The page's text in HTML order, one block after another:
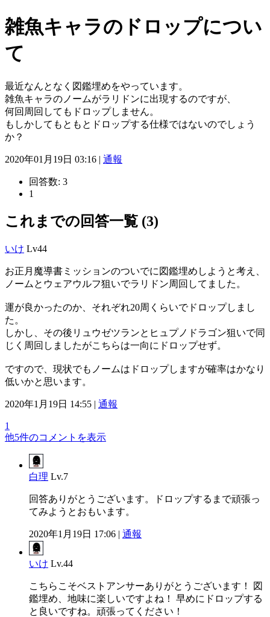
雑魚キャラのドロップについ
て
最近なんとなく図鑑埋めをやっています。
雑魚キャラのノームがラリドンに出現するのですが、
何回周回してもドロップしません。
もしかしてもともとドロップする仕様ではないのでしょう
か？
2020年01月19日 03:16 | 通報
回答数: 3
1
これまでの回答一覧 (3)
いけ Lv44
お正月魔導書ミッションのついでに図鑑埋めしようと考え、
ノームとウェアウルフ狙いでラリドン周回してました。
運が良かったのか、それぞれ20周くらいでドロップしまし
た。
しかし、その後リュウゼツランとヒュプノドラゴン狙いで同
じく周回しましたがこちらは一向にドロップせず。
ですので、現状でもノームはドロップしますが確率はかなり
低いかと思います。
2020年1月19日 14:55 | 通報
1
他5件のコメントを表示
白理 Lv.7
回答ありがとうございます。ドロップするまで頑張っ
てみようとおもいます。
2020年1月19日 17:06 | 通報
いけ Lv.44
こちらこそベストアンサーありがとうございます！ 図
鑑埋め、地味に楽しいですよね！ 早めにドロップする
と良いですね。頑張ってください！